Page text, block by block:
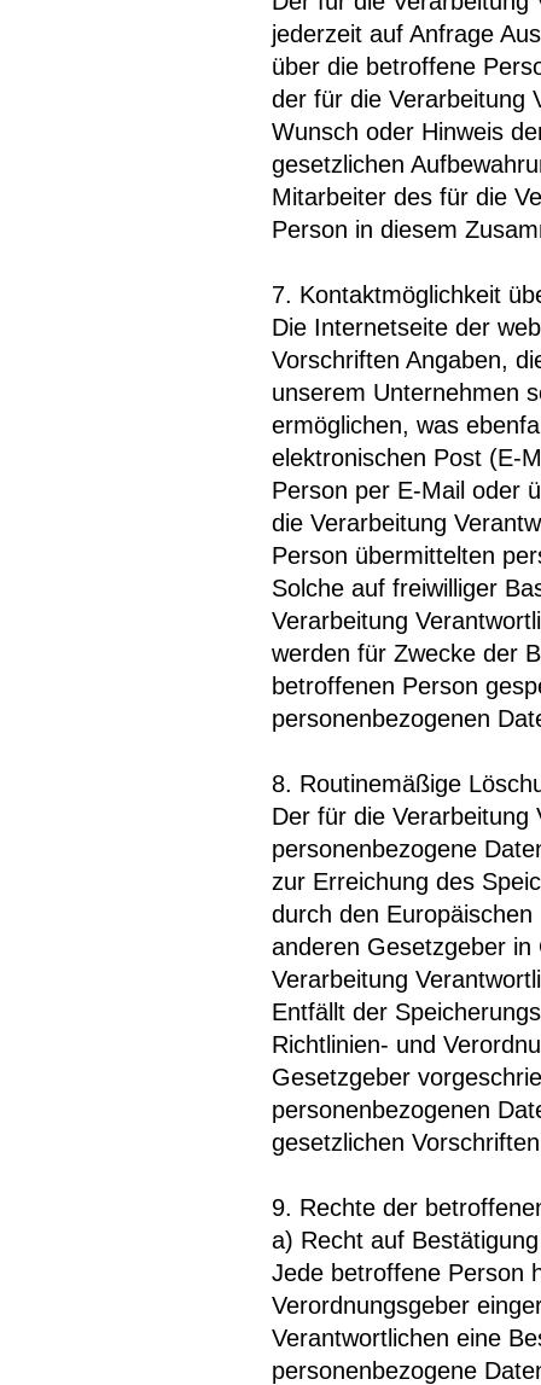
jederzeit auf Anfrage
über die betroffene
der für die Verarbeitung
Wunsch oder Hinweis
gesetzlichen
Mitarbeiter des für die
Person in diesem
7. Kontaktmöglichkeit
Die Internetseite der
Vorschriften Angaben,
unserem Unternehmen
ermöglichen, was
elektronischen Post (E-
Person per E-Mail oder
die Verarbeitung
Person übermittelten
Solche auf freiwilliger
Verarbeitung
werden für Zwecke der
betroffenen Person
personenbezogenen
8. Routinemäßige
Der für die Verarbeitung
personenbezogene
zur Erreichung des
durch den
anderen Gesetzgeber
Verarbeitung
Entfällt der
Richtlinien- und
Gesetzgeber
personenbezogenen
gesetzlichen
9. Rechte der
a) Recht auf Bestätigung
Jede betroffene Person
Verordnungsgeber
Verantwortlichen eine
personenbezogene